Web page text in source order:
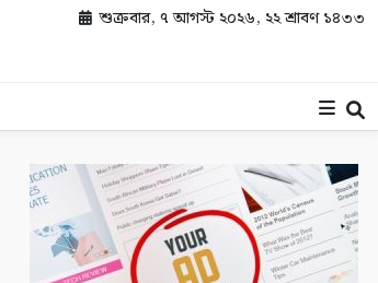
শুক্রবার, ৭ আগস্ট ২০২৬, ২২ শ্রাবণ ১৪৩৩